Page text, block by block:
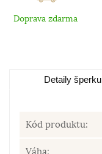
Doprava zdarma
Detaily šperku
Kód produktu:
Váha: